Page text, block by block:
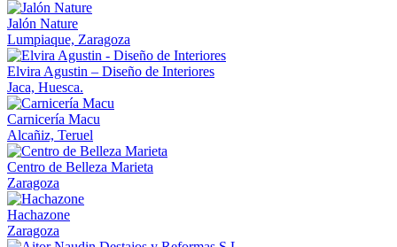
Jalón Nature
Lumpiaque, Zaragoza
Elvira Agustin – Diseño de Interiores
Jaca, Huesca.
Carnicería Macu
Alcañiz, Teruel
Centro de Belleza Marieta
Zaragoza
Hachazone
Zaragoza